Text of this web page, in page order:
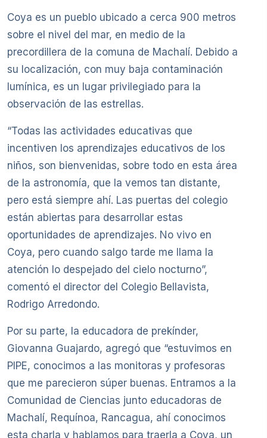
Coya es un pueblo ubicado a cerca 900 metros
sobre el nivel del mar, en medio de la
precordillera de la comuna de Machalí. Debido a
su localización, con muy baja contaminación
lumínica, es un lugar privilegiado para la
observación de las estrellas.
“Todas las actividades educativas que
incentiven los aprendizajes educativos de los
niños, son bienvenidas, sobre todo en esta área
de la astronomía, que la vemos tan distante,
pero está siempre ahí. Las puertas del colegio
están abiertas para desarrollar estas
oportunidades de aprendizajes. No vivo en
Coya, pero cuando salgo tarde me llama la
atención lo despejado del cielo nocturno”,
comentó el director del Colegio Bellavista,
Rodrigo Arredondo.
Por su parte, la educadora de prekínder,
Giovanna Guajardo, agregó que “estuvimos en
PIPE, conocimos a las monitoras y profesoras
que me parecieron súper buenas. Entramos a la
Comunidad de Ciencias junto educadoras de
Machalí, Requínoa, Rancagua, ahí conocimos
esta charla y hablamos para traerla a Coya, un